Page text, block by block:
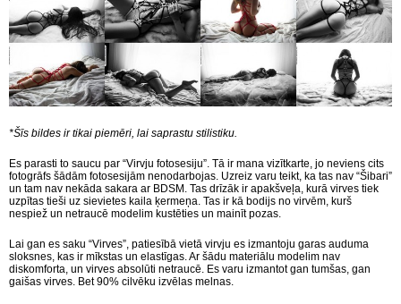
*Šīs bildes ir tikai piemēri, lai saprastu stilistiku.
Es parasti to saucu par “Virvju fotosesiju”. Tā ir mana vizītkarte, jo neviens cits
fotogrāfs šādām fotosesijām nenodarbojas. Uzreiz varu teikt, ka tas nav “Šibari”
un tam nav nekāda sakara ar BDSM. Tas drīzāk ir apakšveļa, kurā virves tiek
uzpītas tieši uz sievietes kaila ķermeņa. Tas ir kā bodijs no virvēm, kurš
nespiež un netraucē modelim kustēties un mainīt pozas.
Lai gan es saku “Virves”, patiesībā vietā virvju es izmantoju garas auduma
sloksnes, kas ir mīkstas un elastīgas. Ar šādu materiālu modelim nav
diskomforta, un virves absolūti netraucē. Es varu izmantot gan tumšas, gan
gaišas virves. Bet 90% cilvēku izvēlas melnas.